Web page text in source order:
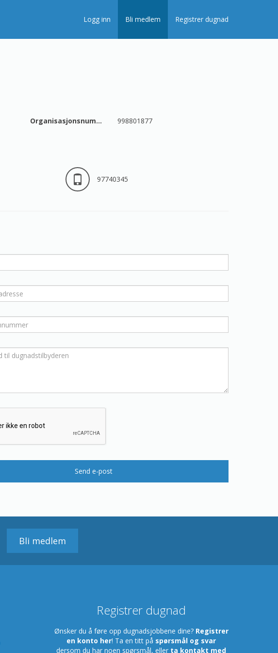
Logg inn Bli medlem Registrer dugnad
Organisasjonsnummer 998801877
97740345
Send e-post
Bli medlem
Registrer dugnad
Ønsker du å føre opp dugnadsjobbene dine? Registrer
en konto her! Ta en titt på spørsmål og svar
dersom du har noen spørsmål, eller ta kontakt med